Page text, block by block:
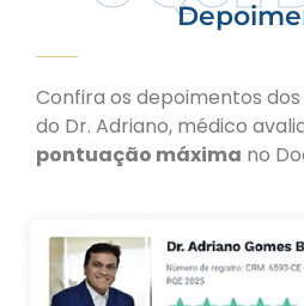
Confira os depoimentos
do Dr. Adriano, médico
pontuação máxima no